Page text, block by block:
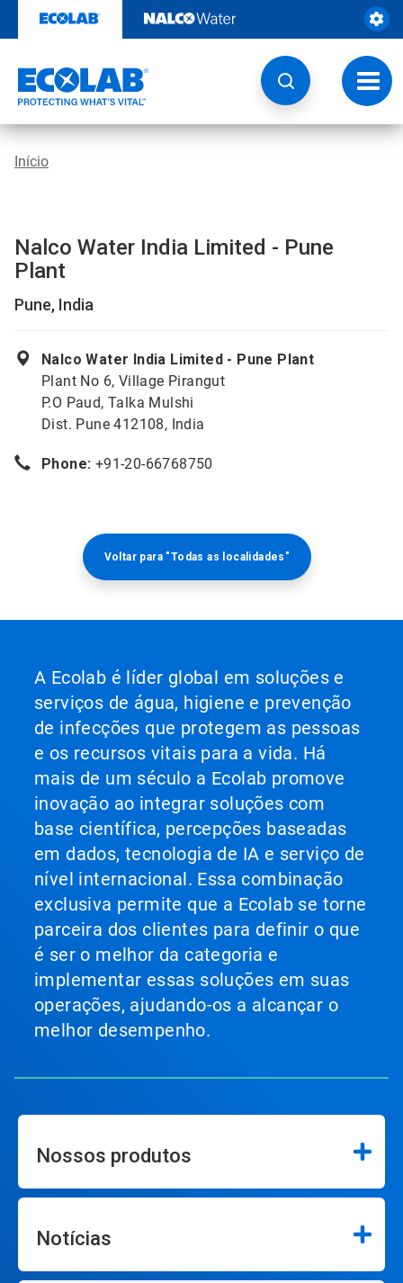
o
Início
Nalco Water India Limited - Pune
Plant
Pune, India
Nalco Water India Limited - Pune Plant
Plant No 6, Village Pirangut
P.O Paud, Talka Mulshi
Dist. Pune 412108, India
Phone: +91-20-66768750
Voltar para "Todas as localidades"
A Ecolab é líder global em soluções e
serviços de água, higiene e prevenção
de infecções que protegem as pessoas
e os recursos vitais para a vida. Há
mais de um século a Ecolab promove
inovação ao integrar soluções com
base científica, percepções baseadas
em dados, tecnologia de IA e serviço de
nível internacional. Essa combinação
exclusiva permite que a Ecolab se torne
parceira dos clientes para definir o que
é ser o melhor da categoria e
implementar essas soluções em suas
operações, ajudando-os a alcançar o
melhor desempenho.
Nossos produtos
Notícias